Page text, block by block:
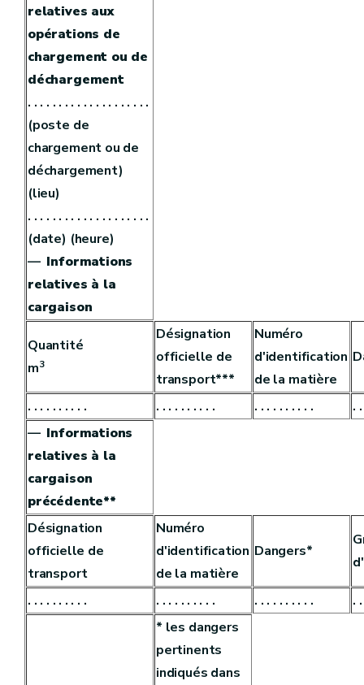
relatives aux
opérations de
chargement ou de
déchargement
. . . . . . . . . . . . . . . . . . . .
(poste de
chargement ou de
déchargement)
(lieu)
. . . . . . . . . . . . . . . . . . . .
(date) (heure)
— Informations
relatives à la
cargaison
Quantité
m3
Désignation
officielle de
transport***
Numéro
d'identification
de la matière
. . . . . . . . . . . . . . . . . . . . . . . . . . . . . .
.
— Informations
relatives à la
cargaison
précédente**
Désignation
officielle de
transport
Numéro
d'identification
de la matière
Dangers*
. . . . . . . . . . . . . . . . . . . . . . . . . . . . . .
.
* les dangers
pertinents
indiqués dans